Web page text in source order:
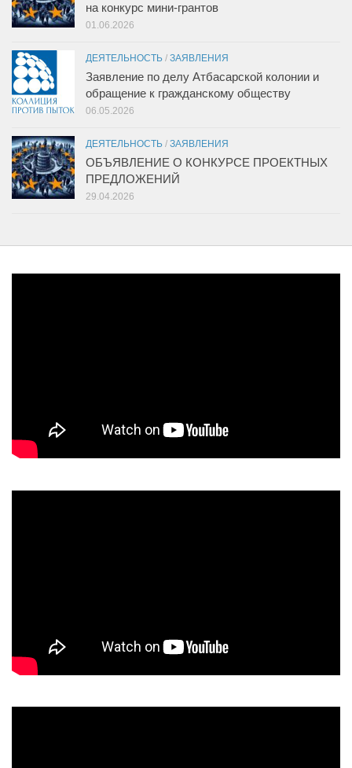
на конкурс мини-грантов
01.06.2026
ДЕЯТЕЛЬНОСТЬ / ЗАЯВЛЕНИЯ
Заявление по делу Атбасарской колонии и
обращение к гражданскому обществу
06.05.2026
ДЕЯТЕЛЬНОСТЬ / ЗАЯВЛЕНИЯ
ОБЪЯВЛЕНИЕ О КОНКУРСЕ ПРОЕКТНЫХ
ПРЕДЛОЖЕНИЙ
29.04.2026